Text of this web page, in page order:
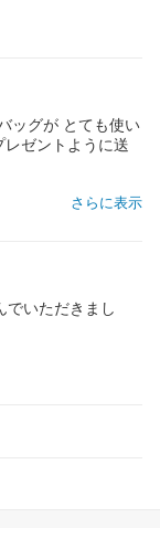
ッグが とても使い
ゼントように送
さらに表示
でいただきまし